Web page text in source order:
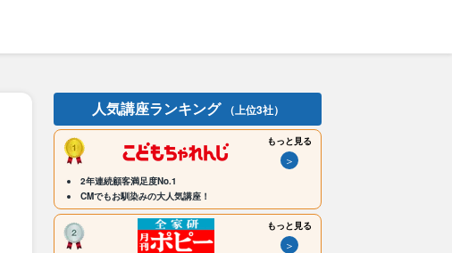
人気講座ランキング （上位3社）
もっと見る
＞
2年連続顧客満足度No.1
CMでもお馴染みの大人気講座！
もっと見る
＞